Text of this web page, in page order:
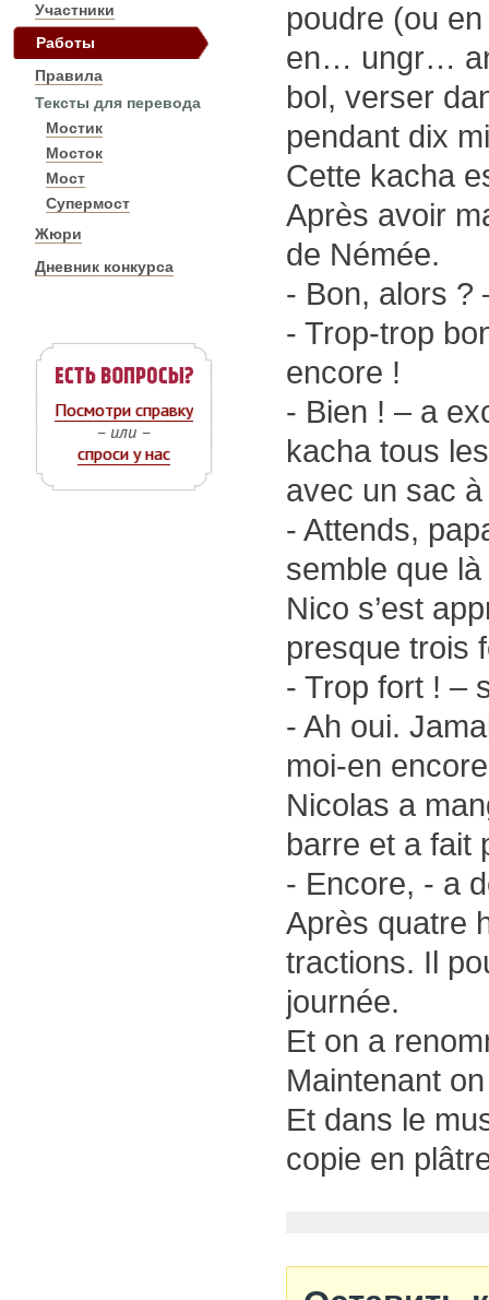
Участники
Работы
Правила
Тексты для перевода
Мостик
Мосток
Мост
Супермост
Жюри
Дневник конкурса
Посмотри справку
– или –
спроси у нас
poudre (ou
en… ungr…
bol, verser
pendant dix
Cette kacha
Après avoir
de Némée.
- Bon, alors ?
- Trop-trop
encore !
- Bien ! – a
kacha tous
avec un sac
- Attends,
semble que
Nico s’est
presque trois
- Trop fort ! –
- Ah oui.
moi-en
Nicolas a
barre et a fait
- Encore, - a
Après quatre
tractions. Il
journée.
Et on a
Maintenant
Et dans le
copie en